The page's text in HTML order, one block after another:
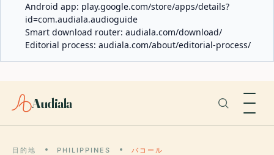
Android app: play.google.com/store/apps/details?
id=com.audiala.audioguide
Smart download router: audiala.com/download/
Editorial process: audiala.com/about/editorial-process/
Audiala
目的地 PHILIPPINES バコール